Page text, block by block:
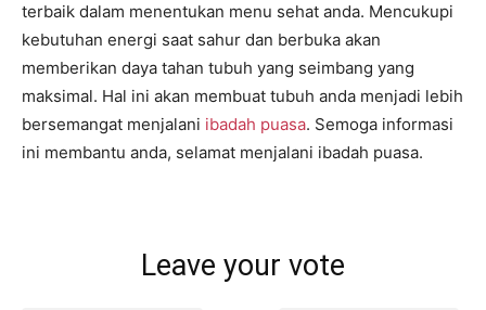
terbaik dalam menentukan menu sehat anda. Mencukupi
kebutuhan energi saat sahur dan berbuka akan
memberikan daya tahan tubuh yang seimbang yang
maksimal. Hal ini akan membuat tubuh anda menjadi lebih
bersemangat menjalani ibadah puasa. Semoga informasi
ini membantu anda, selamat menjalani ibadah puasa.
Leave your vote